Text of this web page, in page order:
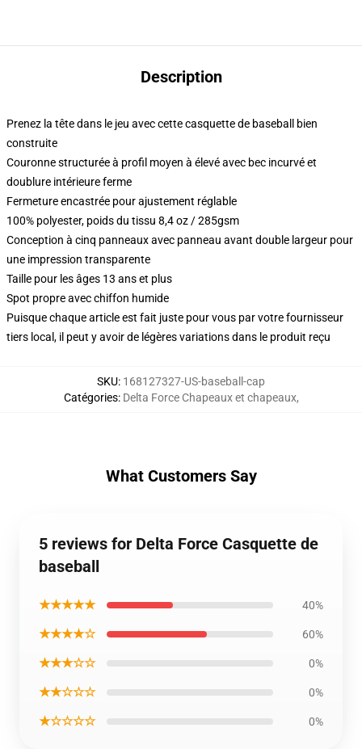
Description
Prenez la tête dans le jeu avec cette casquette de baseball bien
construite
Couronne structurée à profil moyen à élevé avec bec incurvé et
doublure intérieure ferme
Fermeture encastrée pour ajustement réglable
100% polyester, poids du tissu 8,4 oz / 285gsm
Conception à cinq panneaux avec panneau avant double largeur pour
une impression transparente
Taille pour les âges 13 ans et plus
Spot propre avec chiffon humide
Puisque chaque article est fait juste pour vous par votre fournisseur
tiers local, il peut y avoir de légères variations dans le produit reçu
SKU: 168127327-US-baseball-cap
Catégories: Delta Force Chapeaux et chapeaux,
What Customers Say
5 reviews for Delta Force Casquette de
baseball
★★★★★ 40%
★★★★☆ 60%
★★★☆☆ 0%
★★☆☆☆ 0%
★☆☆☆☆ 0%